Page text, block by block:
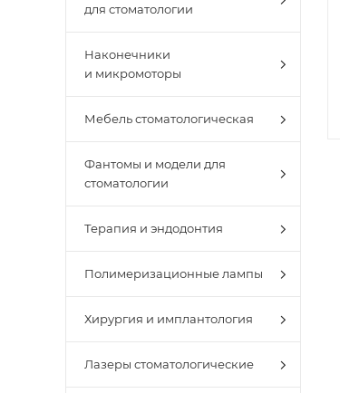
для стоматологии
Наконечники
и микромоторы
Мебель стоматологическая
Фантомы и модели для
стоматологии
Терапия и эндодонтия
Полимеризационные лампы
Хирургия и имплантология
Лазеры стоматологические